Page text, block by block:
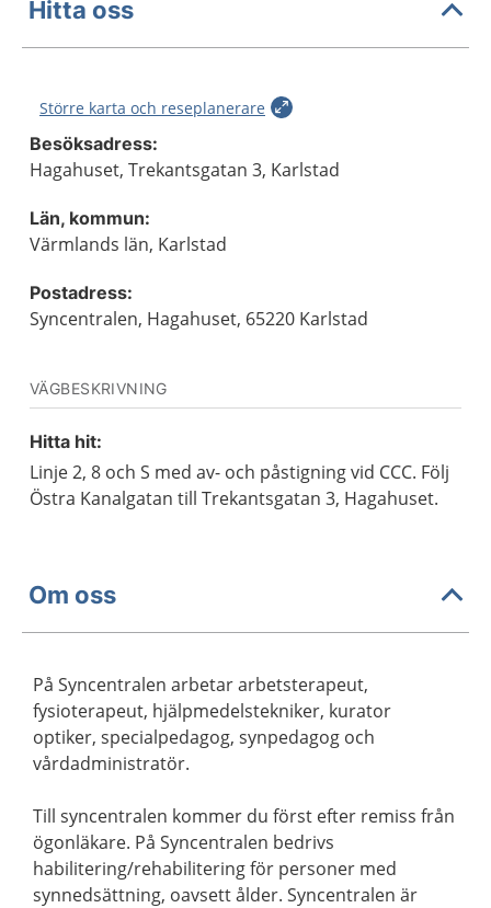
Hitta oss
Större karta och reseplanerare
Besöksadress:
Hagahuset, Trekantsgatan 3, Karlstad
Län, kommun:
Värmlands län, Karlstad
Postadress:
Syncentralen, Hagahuset, 65220 Karlstad
VÄGBESKRIVNING
Hitta hit:
Linje 2, 8 och S med av- och påstigning vid CCC. Följ
Östra Kanalgatan till Trekantsgatan 3, Hagahuset.
Om oss
På Syncentralen arbetar arbetsterapeut,
fysioterapeut, hjälpmedelstekniker, kurator
optiker, specialpedagog, synpedagog och
vårdadministratör.
Till syncentralen kommer du först efter remiss från
ögonläkare. På Syncentralen bedrivs
habilitering/rehabilitering för personer med
synnedsättning, oavsett ålder. Syncentralen är